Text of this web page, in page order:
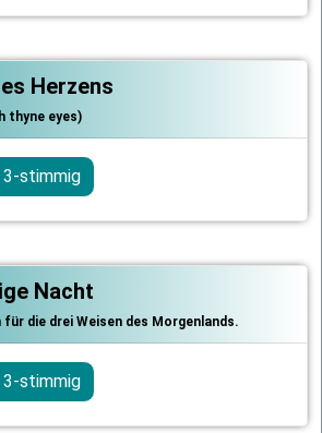
Herzens
thyne eyes)
3-stimmig
Nacht
die drei Weisen des Morgenlands.
3-stimmig